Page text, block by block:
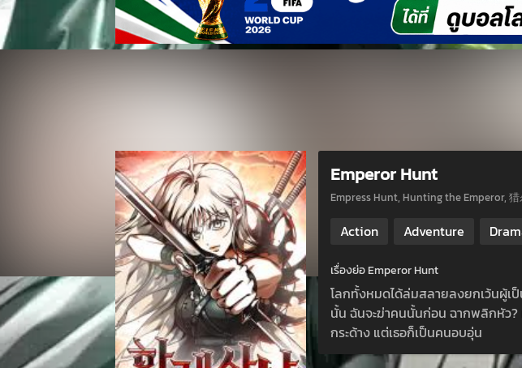
Emperor Hunt
Empress Hunt, Hunting the Emperor,
Action Adventure
เรื่องย่อ Emperor Hunt
โลกทั้งหมดได้ล่มสลายลงยกเว้นผู้เ
นั้น ฉันจะฆ่าคนนั้นก่อน ฉากพลิกหัว?
กระด้าง แต่เธอก็เป็นคนอบอุ่น